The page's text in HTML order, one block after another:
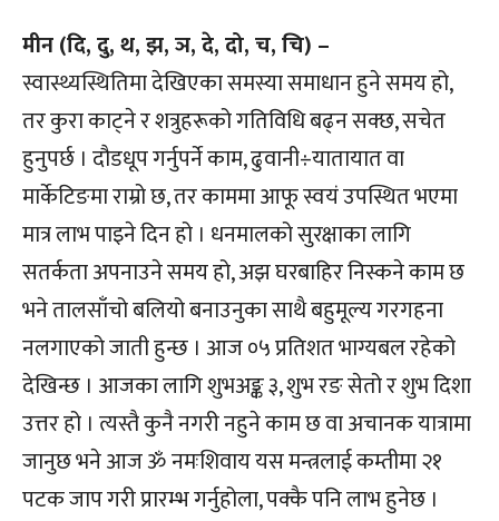
मीन (दि, दु, थ, झ, ञ, दे, दो, च, चि) –
स्वास्थ्यस्थितिमा देखिएका समस्या समाधान हुने समय हो,
तर कुरा काट्ने र शत्रुहरूको गतिविधि बढ्न सक्छ, सचेत
हुनुपर्छ । दौडधूप गर्नुपर्ने काम, ढुवानी÷यातायात वा
मार्केटिङमा राम्रो छ, तर काममा आफू स्वयं उपस्थित भएमा
मात्र लाभ पाइने दिन हो । धनमालको सुरक्षाका लागि
सतर्कता अपनाउने समय हो, अझ घरबाहिर निस्कने काम छ
भने तालसाँचो बलियो बनाउनुका साथै बहुमूल्य गरगहना
नलगाएको जाती हुन्छ । आज ०५ प्रतिशत भाग्यबल रहेको
देखिन्छ । आजका लागि शुभअङ्क ३, शुभ रङ सेतो र शुभ दिशा
उत्तर हो । त्यस्तै कुनै नगरी नहुने काम छ वा अचानक यात्रामा
जानुछ भने आज ॐ नमःशिवाय यस मन्त्रलाई कम्तीमा २१
पटक जाप गरी प्रारम्भ गर्नुहोला, पक्कै पनि लाभ हुनेछ ।